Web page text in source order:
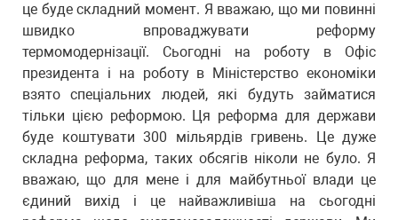
це буде складний момент. Я вважаю, що ми повинні
швидко впроваджувати реформу
термомодернізації. Сьогодні на роботу в Офіс
президента і на роботу в Міністерство економіки
взято спеціальних людей, які будуть займатися
тільки цією реформою. Ця реформа для держави
буде коштувати 300 мільярдів гривень. Це дуже
складна реформа, таких обсягів ніколи не було. Я
вважаю, що для мене і для майбутньої влади це
єдиний вихід і це найважливіша на сьогодні